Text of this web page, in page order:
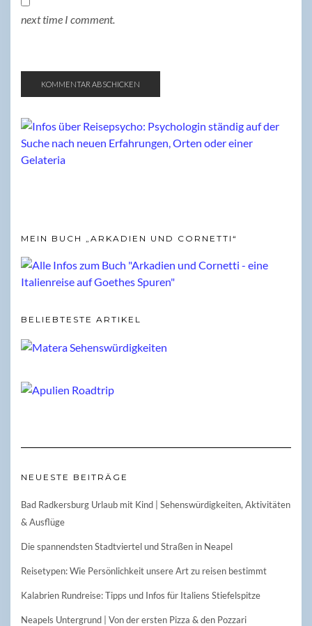
next time I comment.
MEIN BUCH „ARKADIEN UND CORNETTI“
BELIEBTESTE ARTIKEL
NEUESTE BEITRÄGE
Bad Radkersburg Urlaub mit Kind | Sehenswürdigkeiten, Aktivitäten
& Ausflüge
Die spannendsten Stadtviertel und Straßen in Neapel
Reisetypen: Wie Persönlichkeit unsere Art zu reisen bestimmt
Kalabrien Rundreise: Tipps und Infos für Italiens Stiefelspitze
Neapels Untergrund | Von der ersten Pizza & den Pozzari